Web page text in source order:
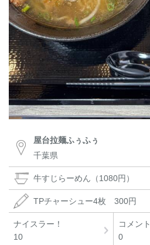
屋台拉麺ふぅふぅ
千葉県
牛すじらーめん（1080円）
TPチャーシュー4枚 300円
ナイスラー！
10
コメント
0